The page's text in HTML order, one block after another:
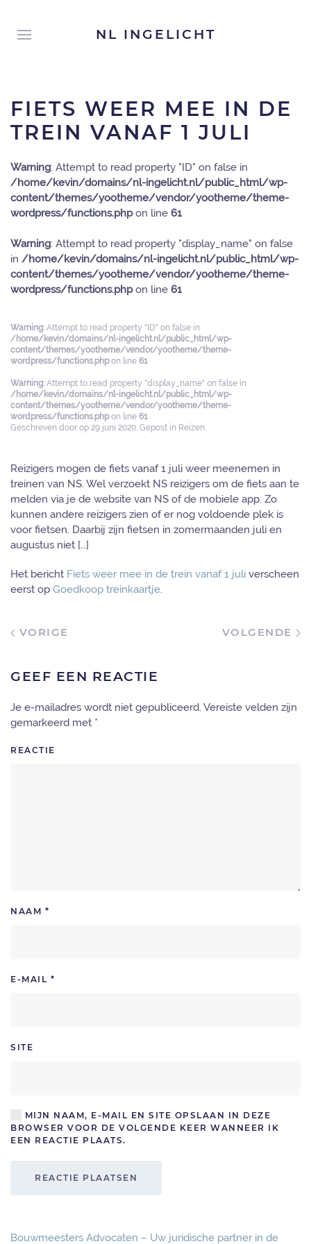
NL INGELICHT
FIETS WEER MEE IN DE
TREIN VANAF 1 JULI
Warning: Attempt to read property "ID" on false in
/home/kevin/domains/nl-ingelicht.nl/public_html/wp-
content/themes/yootheme/vendor/yootheme/theme-
wordpress/functions.phpon line 61
Warning: Attempt to read property "display_name" on false
in /home/kevin/domains/nl-ingelicht.nl/public_html/wp-
content/themes/yootheme/vendor/yootheme/theme-
wordpress/functions.phpon line 61
Warning: Attempt to read property "ID" on false in
/home/kevin/domains/nl-ingelicht.nl/public_html/wp-
content/themes/yootheme/vendor/yootheme/theme-
wordpress/functions.phpon line 61
Warning: Attempt to read property "display_name" on false in
/home/kevin/domains/nl-ingelicht.nl/public_html/wp-
content/themes/yootheme/vendor/yootheme/theme-
wordpress/functions.phpon line 61
Geschreven door op 29 juni 2020. Gepost in Reizen.
Reizigers mogen de fiets vanaf 1 juli weer meenemen in
treinen van NS. Wel verzoekt NS reizigers om de fiets aan te
melden via je de website van NS of de mobiele app. Zo
kunnen andere reizigers zien of er nog voldoende plek is
voor fietsen. Daarbij zijn fietsen in zomermaanden juli en
augustus niet […]
Het bericht Fiets weer mee in de trein vanaf 1 juli verscheen
eerst op Goedkoop treinkaartje.
VORIGE VOLGENDE
GEEF EEN REACTIE
Je e-mailadres wordt niet gepubliceerd. Vereiste velden zijn
gemarkeerd met *
REACTIE
NAAM *
E-MAIL *
SITE
MIJN NAAM, E-MAIL EN SITE OPSLAAN IN DEZE
BROWSER VOOR DE VOLGENDE KEER WANNEER IK
EEN REACTIE PLAATS.
REACTIE PLAATSEN
Bouwmeesters Advocaten – Uw juridische partner in de